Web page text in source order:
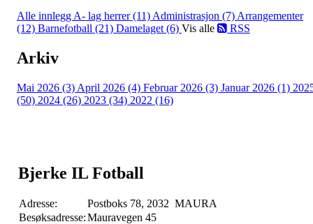
Alle innlegg A- lag herrer (11) Administrasjon (7) Arrangementer
(12) Barnefotball (21) Damelaget (6) Vis alle RSS
Arkiv
Mai 2026 (3) April 2026 (4) Februar 2026 (3) Januar 2026 (1)
(50) 2024 (26) 2023 (34) 2022 (16)
Bjerke IL Fotball
Adresse:
Postboks 78, 2032 MAURA
Besøksadresse:Mauravegen 45